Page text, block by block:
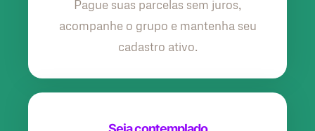
Pague suas parcelas sem juros,
acompanhe o grupo e mantenha seu
cadastro ativo.